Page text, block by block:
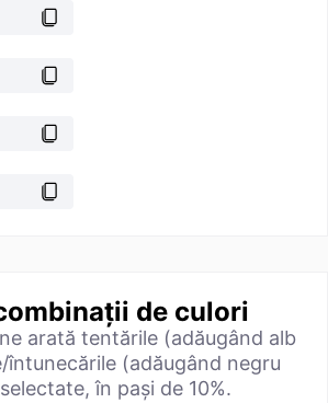
de culori
arată tentările (adăugând alb
întunecările (adăugând negru
în pași de 10%.